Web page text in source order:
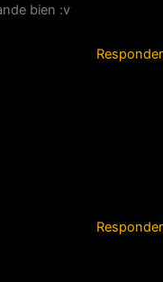
bien :v
Responder
Responder